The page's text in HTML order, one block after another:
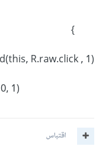
}
R.raw.click , 1);
اقتباس